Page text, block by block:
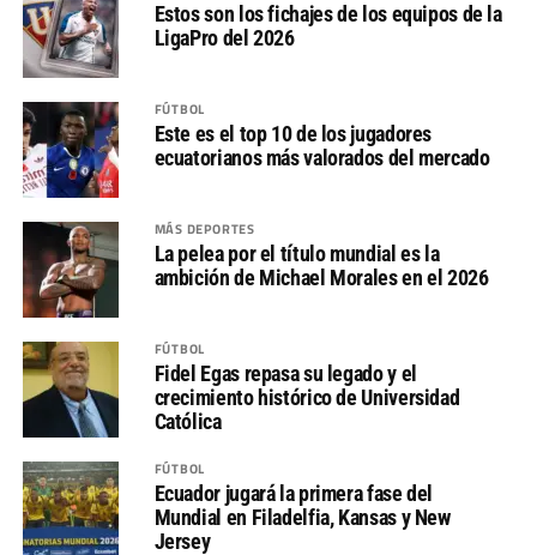
Estos son los fichajes de los equipos de la
LigaPro del 2026
FÚTBOL
Este es el top 10 de los jugadores
ecuatorianos más valorados del mercado
MÁS DEPORTES
La pelea por el título mundial es la
ambición de Michael Morales en el 2026
FÚTBOL
Fidel Egas repasa su legado y el
crecimiento histórico de Universidad
Católica
FÚTBOL
Ecuador jugará la primera fase del
Mundial en Filadelfia, Kansas y New
Jersey